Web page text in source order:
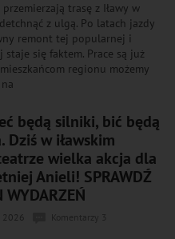
trasę z Iławy w
z ulgą. Po latach jazdy
remont tej popularnej i
się faktem. Prace są już
regionu możemy
będą silniki, bić będą
Dziś w iławskim
wielka akcja dla
Anieli! SPRAWDŹ
WYDARZEŃ
2026